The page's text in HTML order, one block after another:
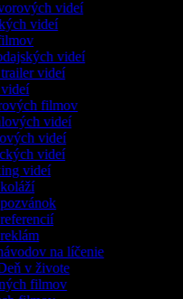
videí
videí
videí
trailer videí
videí
filmov
videí
videí
videí
videí
na líčenie
v živote
filmov